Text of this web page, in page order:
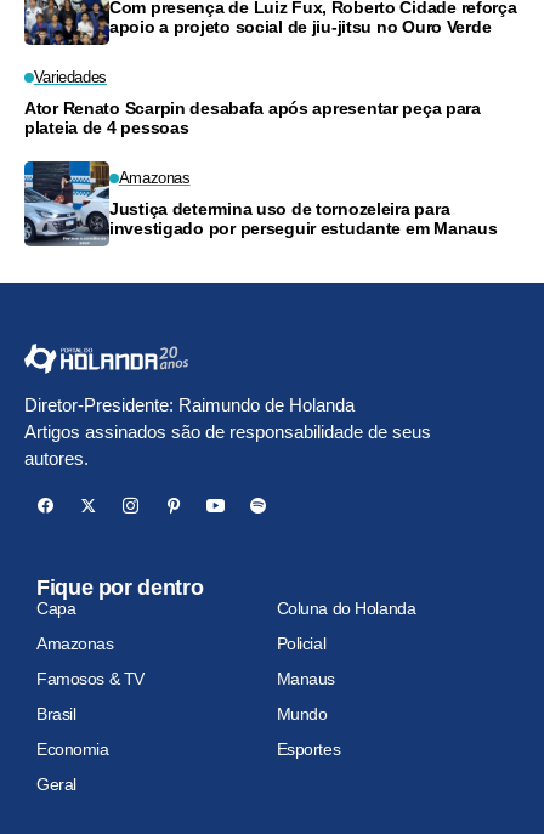
Com presença de Luiz Fux, Roberto Cidade reforça
apoio a projeto social de jiu-jitsu no Ouro Verde
Variedades
Ator Renato Scarpin desabafa após apresentar peça para
plateia de 4 pessoas
Amazonas
Justiça determina uso de tornozeleira para
investigado por perseguir estudante em Manaus
Diretor-Presidente: Raimundo de Holanda
Artigos assinados são de responsabilidade de seus
autores.
Fique por dentro
Capa
Coluna do Holanda
Amazonas
Policial
Famosos & TV
Manaus
Brasil
Mundo
Economia
Esportes
Geral